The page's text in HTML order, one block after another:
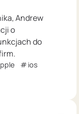
Andrew
o
do
ios